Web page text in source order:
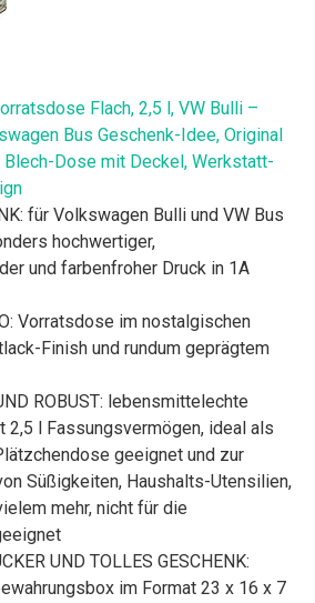
Flach, 2,5 l, VW Bulli –
Bus Geschenk-Idee, Original
Dose mit Deckel, Werkstatt-
für Volkswagen Bulli und VW Bus
hochwertiger,
und farbenfroher Druck in 1A
Vorratsdose im nostalgischen
Finish und rundum geprägtem
ROBUST: lebensmittelechte
2,5 l Fassungsvermögen, ideal als
geeignet und zur
Süßigkeiten, Haushalts-Utensilien,
mehr, nicht für die
UND TOLLES GESCHENK:
im Format 23 x 16 x 7